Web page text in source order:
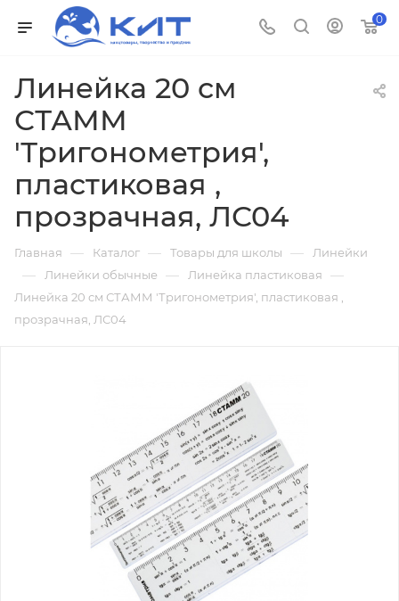
0
Линейка 20 см
СТАММ
'Тригонометрия',
пластиковая ,
прозрачная, ЛС04
Главная — Каталог — Товары для школы — Линейки
— Линейки обычные — Линейка пластиковая —
Линейка 20 см СТАММ 'Тригонометрия', пластиковая ,
прозрачная, ЛС04